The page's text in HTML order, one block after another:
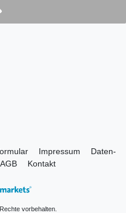
Impressum
Daten­
AGB Kontakt
vorbehalten.